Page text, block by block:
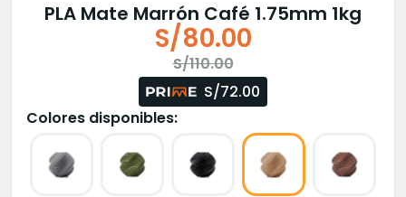
PLA Mate Marrón Café 1.75mm 1kg
S/110.00
original
S/110.00.
S/80.00
actual
S/80.00.
S/72.00
Colores disponibles: